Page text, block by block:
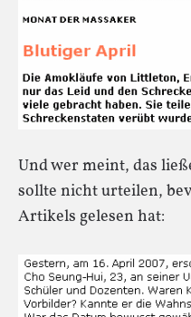
Und wer meint, das
sollte nicht urteilen,
Artikels gelesen hat: